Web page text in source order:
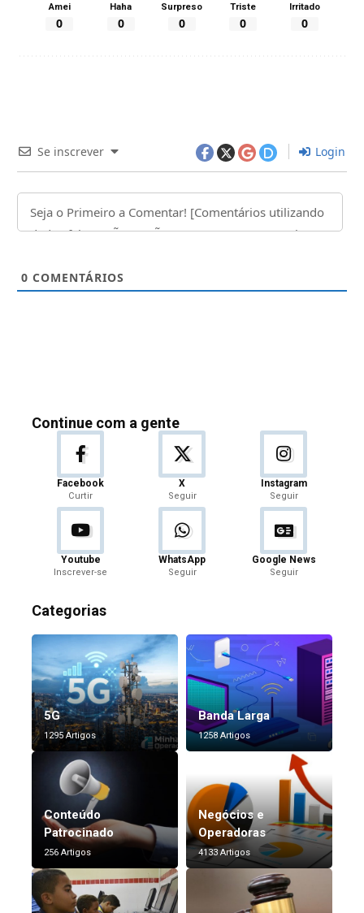
Amei
0
Haha
0
Surpreso
0
Triste
0
Irritado
0
Se inscrever Login
0 COMENTÁRIOS
Continue com a gente
Facebook
Curtir
X
Seguir
Instagram
Seguir
Youtube
Inscrever-se
WhatsApp
Seguir
Google News
Seguir
Categorias
5G
1295 Artigos
Banda Larga
1258 Artigos
Conteúdo
Patrocinado
256 Artigos
Negócios e
Operadoras
4133 Artigos